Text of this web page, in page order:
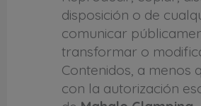
disposición o de
comunicar
transformar o
Contenidos, a menos
con la autorización